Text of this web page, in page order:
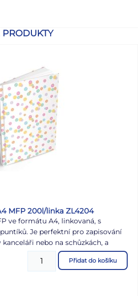
MFP 200l/linka ZL4204
ve formátu A4, linkovaná, s
Je perfektní pro zapisování
nebo na schůzkách, a
jako deník, plánovač či zápisník
Desky jsou vyrobeny z pevného
Přidat do košíku